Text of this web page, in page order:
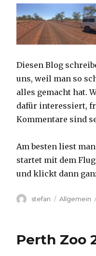
Diesen Blog
uns, weil man so
alles gemacht hat.
dafür interessiert,
Kommentare sind
Am besten liest
startet mit dem
und klickt dann
Autor
stefan Kategorien
Allgemein
Perth Zoo